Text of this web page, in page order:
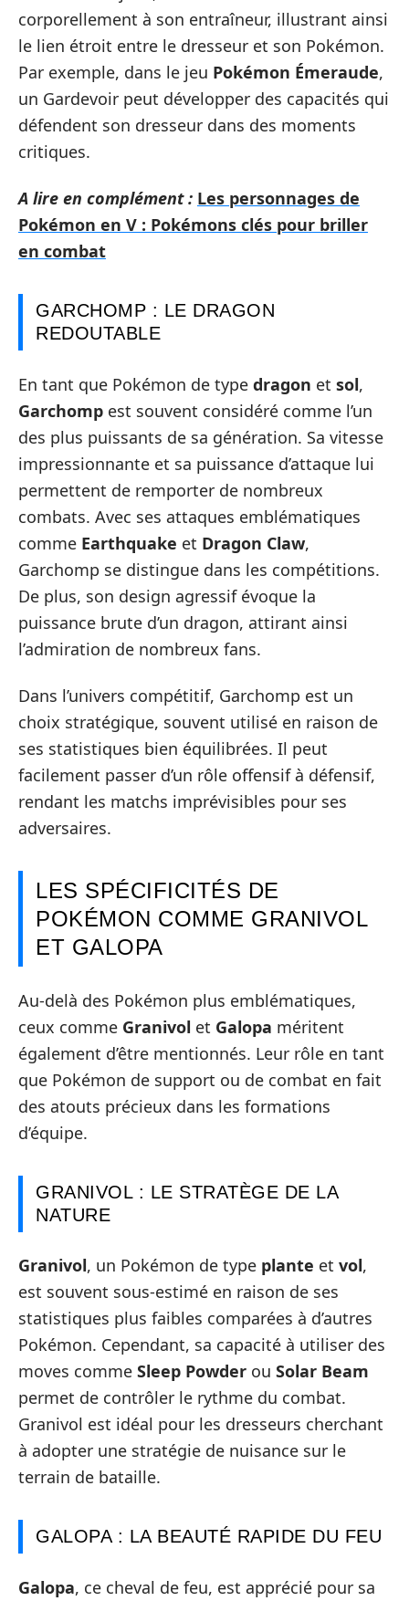
corporellement à son entraîneur, illustrant ainsi
le lien étroit entre le dresseur et son Pokémon.
Par exemple, dans le jeu Pokémon Émeraude,
un Gardevoir peut développer des capacités qui
défendent son dresseur dans des moments
critiques.
A lire en complément : Les personnages de
Pokémon en V : Pokémons clés pour briller
en combat
GARCHOMP : LE DRAGON
REDOUTABLE
En tant que Pokémon de type dragon et sol,
Garchomp est souvent considéré comme l’un
des plus puissants de sa génération. Sa vitesse
impressionnante et sa puissance d’attaque lui
permettent de remporter de nombreux
combats. Avec ses attaques emblématiques
comme Earthquake et Dragon Claw,
Garchomp se distingue dans les compétitions.
De plus, son design agressif évoque la
puissance brute d’un dragon, attirant ainsi
l’admiration de nombreux fans.
Dans l’univers compétitif, Garchomp est un
choix stratégique, souvent utilisé en raison de
ses statistiques bien équilibrées. Il peut
facilement passer d’un rôle offensif à défensif,
rendant les matchs imprévisibles pour ses
adversaires.
LES SPÉCIFICITÉS DE
POKÉMON COMME GRANIVOL
ET GALOPA
Au-delà des Pokémon plus emblématiques,
ceux comme Granivol et Galopa méritent
également d’être mentionnés. Leur rôle en tant
que Pokémon de support ou de combat en fait
des atouts précieux dans les formations
d’équipe.
GRANIVOL : LE STRATÈGE DE LA
NATURE
Granivol, un Pokémon de type plante et vol,
est souvent sous-estimé en raison de ses
statistiques plus faibles comparées à d’autres
Pokémon. Cependant, sa capacité à utiliser des
moves comme Sleep Powder ou Solar Beam
permet de contrôler le rythme du combat.
Granivol est idéal pour les dresseurs cherchant
à adopter une stratégie de nuisance sur le
terrain de bataille.
GALOPA : LA BEAUTÉ RAPIDE DU FEU
Galopa, ce cheval de feu, est apprécié pour sa